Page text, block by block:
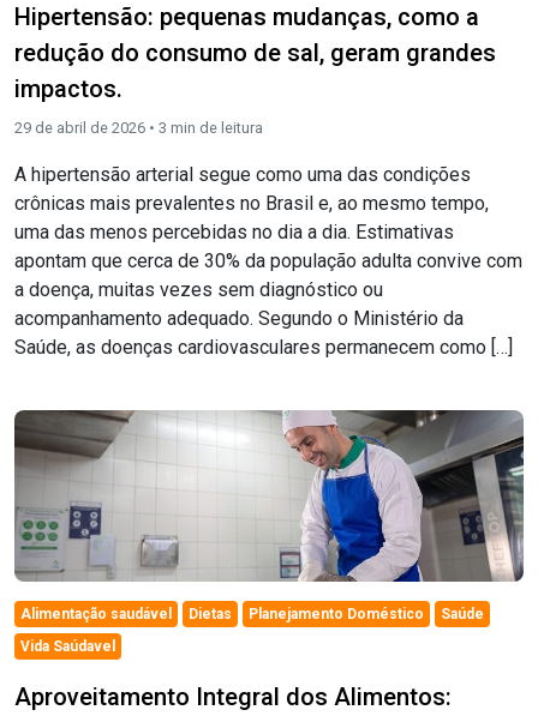
Hipertensão: pequenas mudanças, como a
redução do consumo de sal, geram grandes
impactos.
29 de abril de 2026 • 3 min de leitura
A hipertensão arterial segue como uma das condições
crônicas mais prevalentes no Brasil e, ao mesmo tempo,
uma das menos percebidas no dia a dia. Estimativas
apontam que cerca de 30% da população adulta convive com
a doença, muitas vezes sem diagnóstico ou
acompanhamento adequado. Segundo o Ministério da
Saúde, as doenças cardiovasculares permanecem como […]
Alimentação saudável Dietas Planejamento Doméstico
Saúde
Vida Saúdavel
Aproveitamento Integral dos Alimentos: